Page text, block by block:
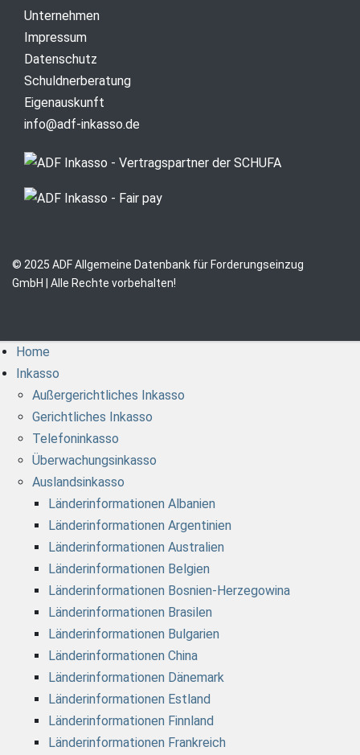
Unternehmen
Impressum
Datenschutz
Schuldnerberatung
Eigenauskunft
info@adf-inkasso.de
© 2025 ADF Allgemeine Datenbank für Forderungseinzug
GmbH | Alle Rechte vorbehalten!
Home
Inkasso
Außergerichtliches Inkasso
Gerichtliches Inkasso
Telefoninkasso
Überwachungsinkasso
Auslandsinkasso
Länderinformationen Albanien
Länderinformationen Argentinien
Länderinformationen Australien
Länderinformationen Belgien
Länderinformationen Bosnien-Herzegowina
Länderinformationen Brasilen
Länderinformationen Bulgarien
Länderinformationen China
Länderinformationen Dänemark
Länderinformationen Estland
Länderinformationen Finnland
Länderinformationen Frankreich